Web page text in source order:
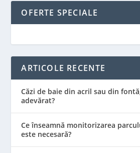
OFERTE SPECIALE
ARTICOLE RECENTE
Căzi de baie din acril sau din
adevărat?
Ce înseamnă monitorizarea
este necesară?